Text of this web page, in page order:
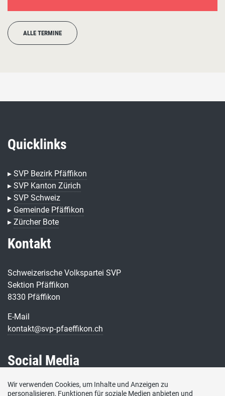
ALLE TERMINE
Quicklinks
▸ SVP Bezirk Pfäffikon
▸ SVP Kanton Zürich
▸ SVP Schweiz
▸ Gemeinde Pfäffikon
▸ Zürcher Bote
Kontakt
Schweizerische Volkspartei SVP
Sektion Pfäffikon
8330 Pfäffikon
E-Mail
kontakt@svp‑pfaeffikon.ch
Social Media
Besuchen Sie uns bei:
Wir verwenden Cookies, um Inhalte und Anzeigen zu
personalisieren, Funktionen für soziale Medien anbieten und